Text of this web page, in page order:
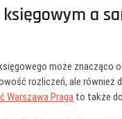
księgowym a
może znacząco
rozliczeń, ale
Warszawa Praga to także